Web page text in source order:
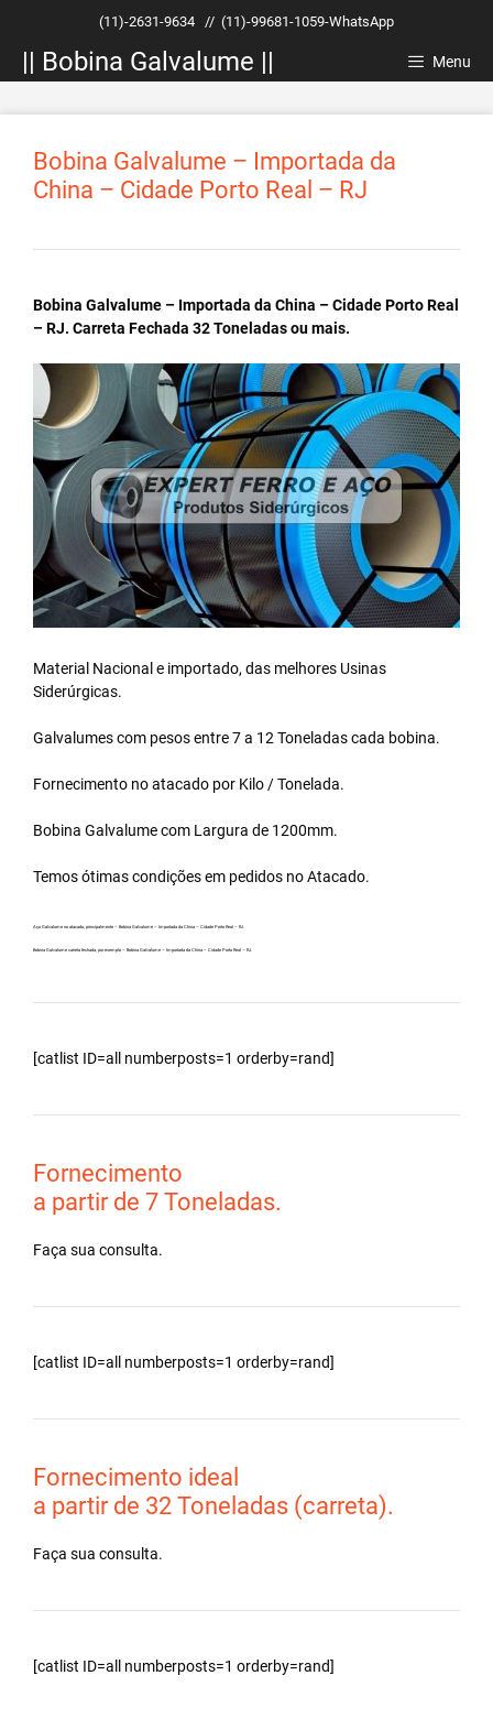
conteúdo
(11)-2631-9634 // (11)-99681-1059-WhatsApp
|| Bobina Galvalume || Menu
Bobina Galvalume – Importada da
China – Cidade Porto Real – RJ
Bobina Galvalume – Importada da China – Cidade Porto Real
– RJ. Carreta Fechada 32 Toneladas ou mais.
Material Nacional e importado, das melhores Usinas
Siderúrgicas.
Galvalumes com pesos entre 7 a 12 Toneladas cada bobina.
Fornecimento no atacado por Kilo / Tonelada.
Bobina Galvalumecom Largura de 1200mm.
Temos ótimas condições em pedidos no Atacado.
Aço Galvalume no atacado, principalmente – Bobina Galvalume – Importada da China – Cidade Porto Real – RJ.
Bobina Galvalume carreta fechada, por exemplo – Bobina Galvalume – Importada da China – Cidade Porto Real – RJ.
[catlist ID=all numberposts=1 orderby=rand]
Fornecimento
a partir de 7 Toneladas.
Faça sua consulta.
[catlist ID=all numberposts=1 orderby=rand]
Fornecimento ideal
a partir de 32 Toneladas (carreta).
Faça sua consulta.
[catlist ID=all numberposts=1 orderby=rand]